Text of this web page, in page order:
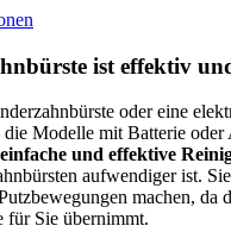
ist effektiv
oder eine
Modelle mit Batterie
einfache und effektive
aufwendiger ist.
machen, da
für Sie übernimmt.